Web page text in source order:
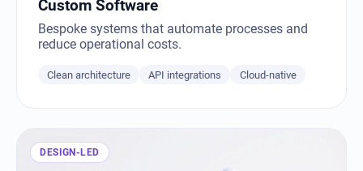
Custom Software
Bespoke systems that automate processes and
reduce operational costs.
Clean architecture API integrations Cloud-native
DESIGN-LED